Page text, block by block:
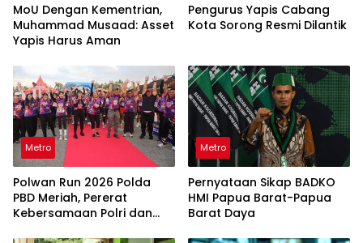
MoU Dengan Kementrian,
Muhammad Musaad: Asset
Yapis Harus Aman
Pengurus Yapis Cabang
Kota Sorong Resmi Dilantik
Metro
Polwan Run 2026 Polda
PBD Meriah, Pererat
Kebersamaan Polri dan
Metro
Pernyataan Sikap BADKO
HMI Papua Barat-Papua
Barat Daya